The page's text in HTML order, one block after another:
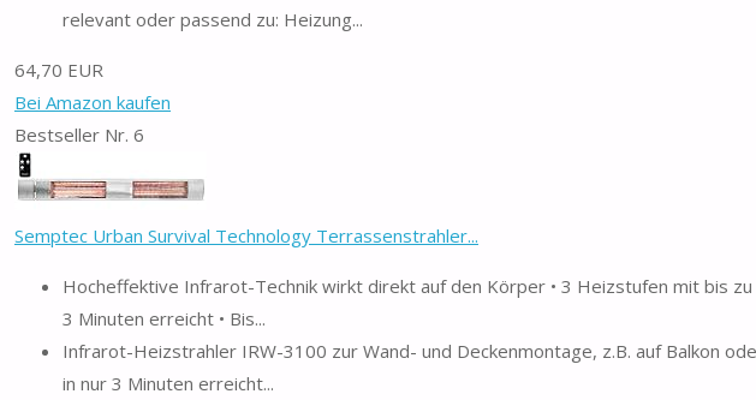
relevant oder passend zu: Heizung...
64,70 EUR
Bei Amazon kaufen
Bestseller Nr. 6
Semptec Urban Survival Technology Terrassenstrahler...
Hocheffektive Infrarot-Technik wirkt direkt auf den Körper • 3 Heizstufen mit bis
3 Minuten erreicht • Bis...
Infrarot-Heizstrahler IRW-3100 zur Wand- und Deckenmontage, z.B. auf Balkon
in nur 3 Minuten erreicht...